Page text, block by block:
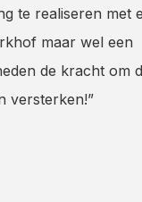
te realiseren met
maar wel een
de kracht om
versterken!”